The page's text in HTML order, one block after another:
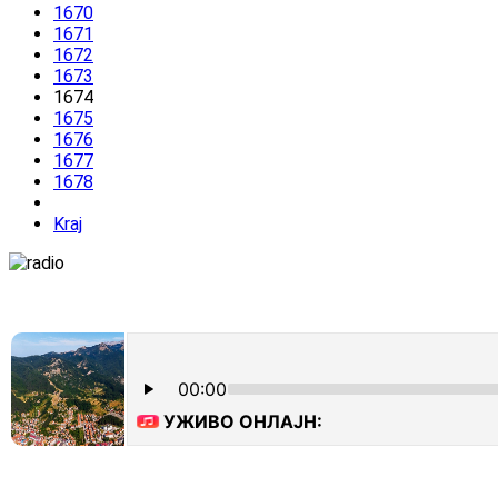
1670
1671
1672
1673
1674
1675
1676
1677
1678
Kraj